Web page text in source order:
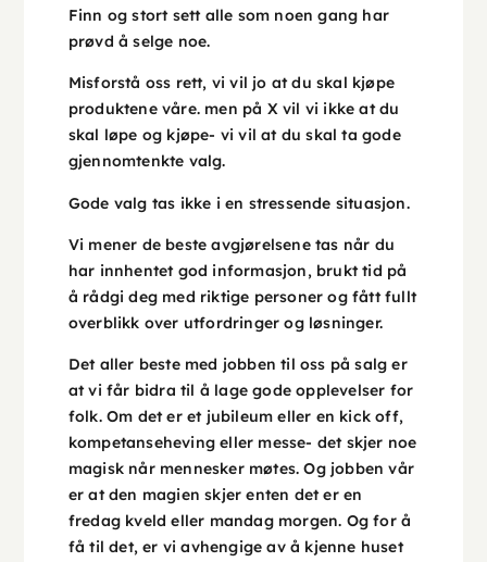
Finn og stort sett alle som noen gang har
prøvd å selge noe.
Misforstå oss rett, vi vil jo at du skal kjøpe
produktene våre. men på X vil vi ikke at du
skal løpe og kjøpe- vi vil at du skal ta gode
gjennomtenkte valg.
Gode valg tas ikke i en stressende situasjon.
Vi mener de beste avgjørelsene tas når du
har innhentet god informasjon, brukt tid på
å rådgi deg med riktige personer og fått fullt
overblikk over utfordringer og løsninger.
Det aller beste med jobben til oss på salg er
at vi får bidra til å lage gode opplevelser for
folk. Om det er et jubileum eller en kick off,
kompetanseheving eller messe- det skjer noe
magisk når mennesker møtes. Og jobben vår
er at den magien skjer enten det er en
fredag kveld eller mandag morgen. Og for å
få til det, er vi avhengige av å kjenne huset